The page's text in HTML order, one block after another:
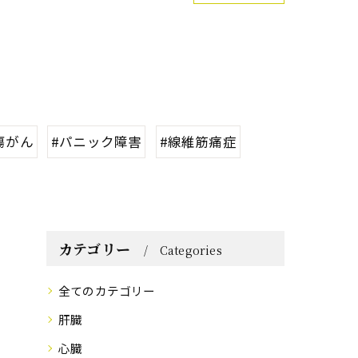
がん #パニック障害
#線維筋痛症
カテゴリー Categories
全てのカテゴリー
肝臓
心臓